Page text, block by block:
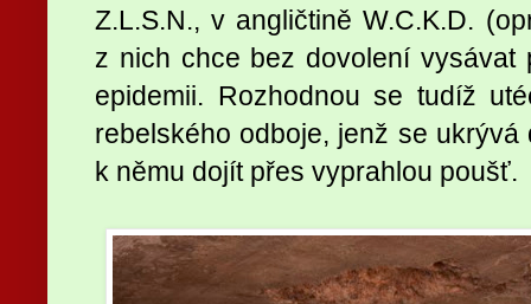
Z.L.S.N., v angličtině W.C.K.D.
z nich chce bez dovolení
epidemii. Rozhodnou se tudíž
rebelského odboje, jenž se
k němu dojít přes vyprahlou poušť.